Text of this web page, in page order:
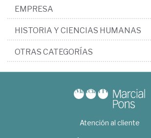
EMPRESA
HISTORIA Y CIENCIAS HUMANAS
OTRAS CATEGORÍAS
Atención al cliente